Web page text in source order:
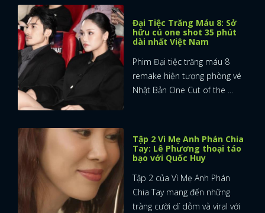
Đại Tiệc Trăng Máu 8: Sở
hữu cú one shot 35 phút
dài nhất Việt Nam
Phim Đại tiệc trăng máu 8
remake hiện tượng phòng vé
Nhật Bản One Cut of the ...
Tập 2 Vì Mẹ Anh Phán Chia
Tay: Lê Phương thoại táo
bạo với Quốc Huy
Tập 2 của Vì Mẹ Anh Phán
Chia Tay mang đến những
tràng cười dí dỏm và viral với